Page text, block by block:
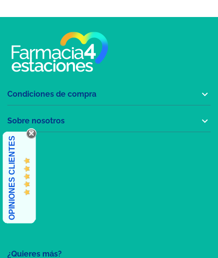
¿Quieres más?
Condiciones de compra 
Sobre nosotros 
OPINIONES CLIENTES